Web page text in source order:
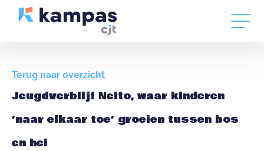
Terug naar overzicht
Jeugdverblijf Nelto, waar kinderen
‘naar elkaar toe’ groeien tussen bos
en hei